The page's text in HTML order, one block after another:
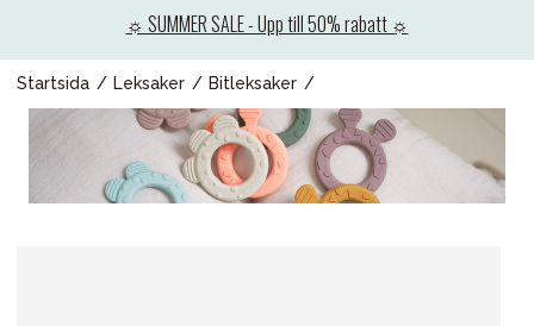
☼ SUMMER SALE - Upp till 50% rabatt ☼
Startsida Leksaker Bitleksaker
Barnvagnar
Bilbarnstolar
Babypaket
Barn & Baby